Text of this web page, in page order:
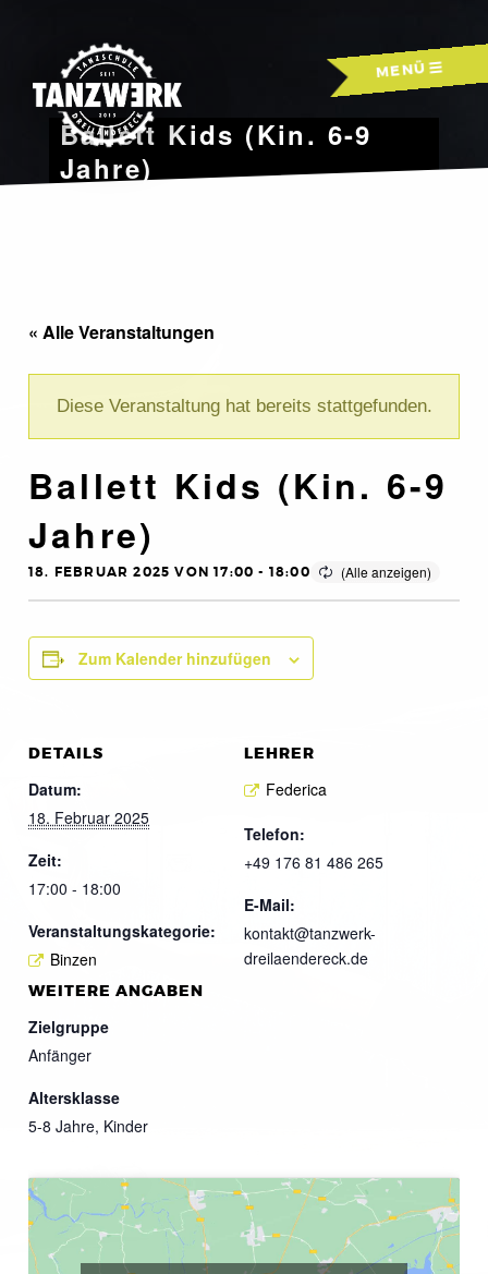
MENÜ
Ballett Kids (Kin. 6-9
Jahre)
« Alle Veranstaltungen
Diese Veranstaltung hat bereits stattgefunden.
Ballett Kids (Kin. 6-9
Jahre)
18. FEBRUAR 2025 VON 17:00 - 18:00
Zum Kalender hinzufügen
DETAILS
Datum:
18. Februar 2025
Zeit:
17:00 - 18:00
Veranstaltungskategorie:
Binzen
LEHRER
Federica
Telefon:
+49 176 81 486 265
E-Mail:
kontakt@tanzwerk-
dreilaendereck.de
WEITERE ANGABEN
Zielgruppe
Anfänger
Altersklasse
5-8 Jahre, Kinder